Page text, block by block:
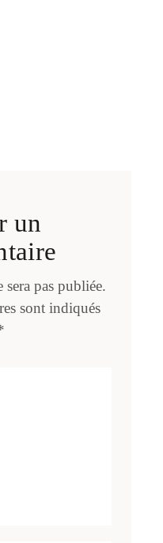
un
sera pas publiée.
sont indiqués